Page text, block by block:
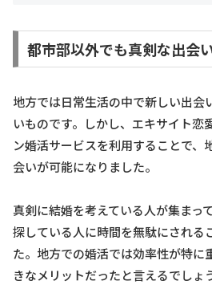
都市部以外でも真剣な出会
地方では日常生活の中で新しい出会
いものです。しかし、エキサイト恋
ン婚活サービスを利用することで、
会いが可能になりました。
真剣に結婚を考えている人が集まっ
探している人に時間を無駄にされる
た。地方での婚活では効率性が特に
きなメリットだったと言えるでしょ